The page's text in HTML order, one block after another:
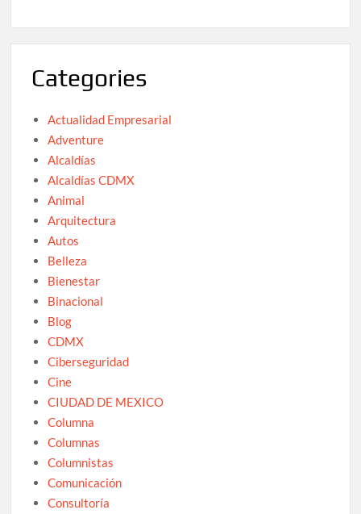
Categories
Actualidad Empresarial
Adventure
Alcaldías
Alcaldías CDMX
Animal
Arquitectura
Autos
Belleza
Bienestar
Binacional
Blog
CDMX
Ciberseguridad
Cine
CIUDAD DE MEXICO
Columna
Columnas
Columnistas
Comunicación
Consultoría